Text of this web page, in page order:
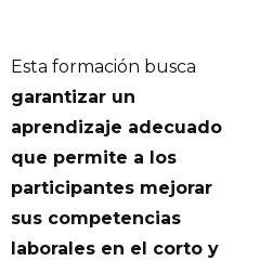
Esta formación busca
garantizar un
aprendizaje adecuado
que permite a los
participantes mejorar
sus competencias
laborales en el corto y